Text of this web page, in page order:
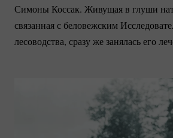
Симоны Коссак. Живущая в глуши
связанная с беловежским
лесоводства, сразу же занялась его